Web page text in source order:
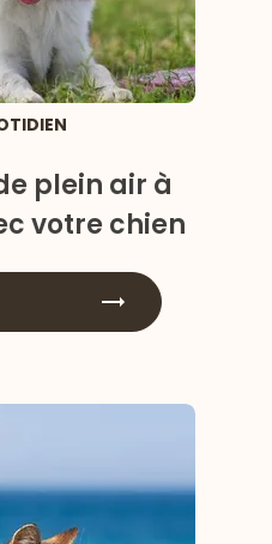
plein air à
votre chien